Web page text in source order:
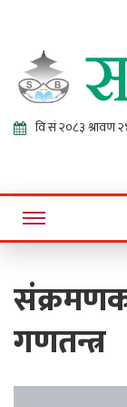
Online News Portal
गणतन्त्र